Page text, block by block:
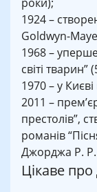
1924 –
Goldwyn-
1968 –
світі тварин”
1970 – у
2011 –
престолів”,
романів
Джорджа Р. Р.
Цікаве